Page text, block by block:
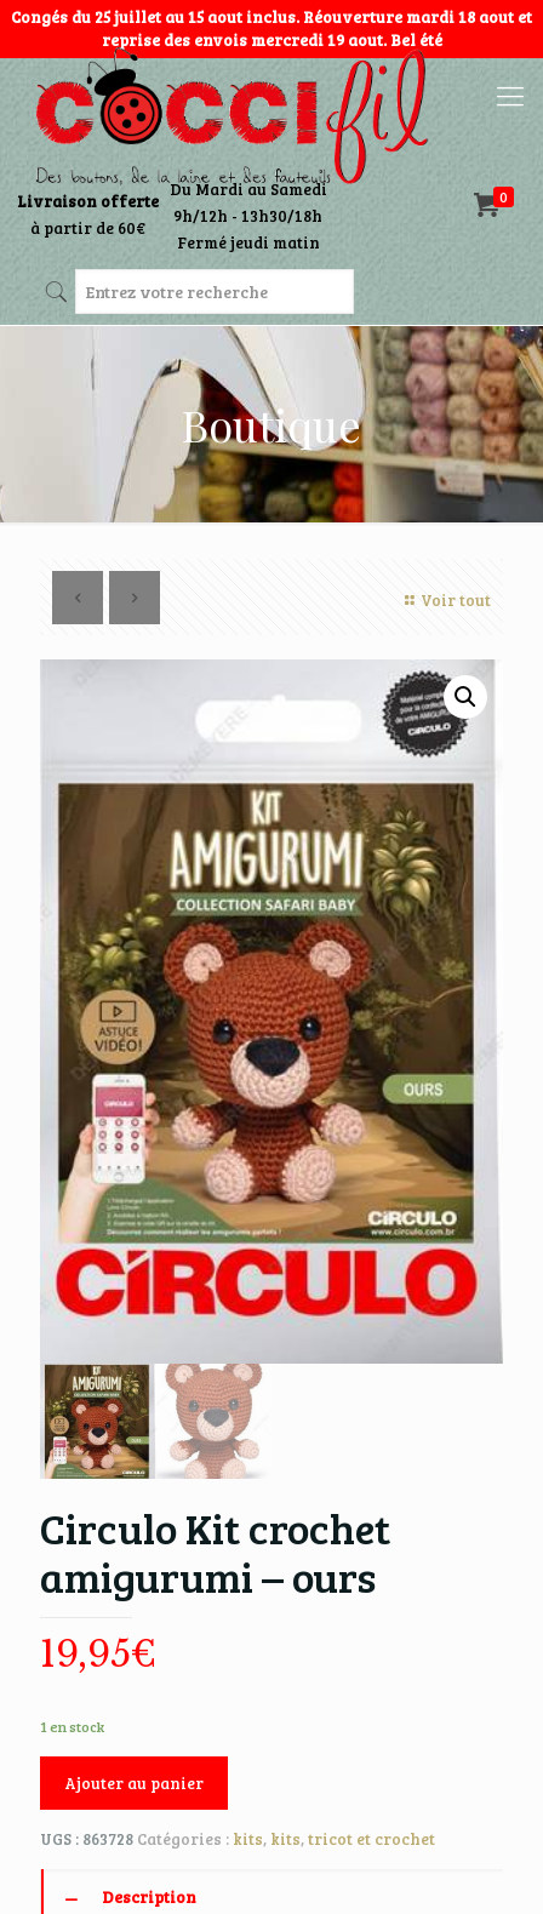
Congés du 25 juillet au 15 aout inclus. Réouverture mardi 18 aout et
reprise des envois mercredi 19 aout. Bel été
0
Livraison offerte
à partir de 60€
Du Mardi au Samedi
9h/12h - 13h30/18h
Fermé jeudi matin
Boutique
Voir tout
Circulo Kit crochet
amigurumi – ours
19,95€
1 en stock
Ajouter au panier
UGS : 863728 Catégories : kits, kits,tricot et crochet
Description